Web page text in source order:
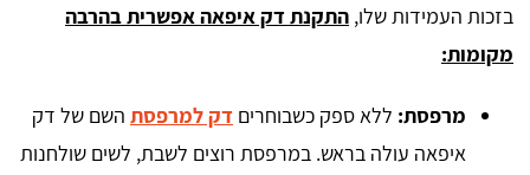
בזכות העמידות שלו, התקנת דק איפאה אפשרית בהרבה
מקומות:
מרפסת: ללא ספק כשבוחרים דק למרפסת השם של דק
איפאה עולה בראש. במרפסת רוצים לשבת, לשים שולחנות